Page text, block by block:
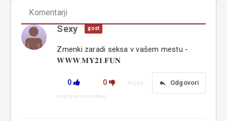
Komentarji
Sexy gost
Zmenki zaradi seksa v vašem mestu -
𝐖𝐖𝐖.𝐌𝐘𝟐𝟏.𝐅𝐔𝐍
0 0 reply Odgovori
Prijavi
neprimerno vsebino